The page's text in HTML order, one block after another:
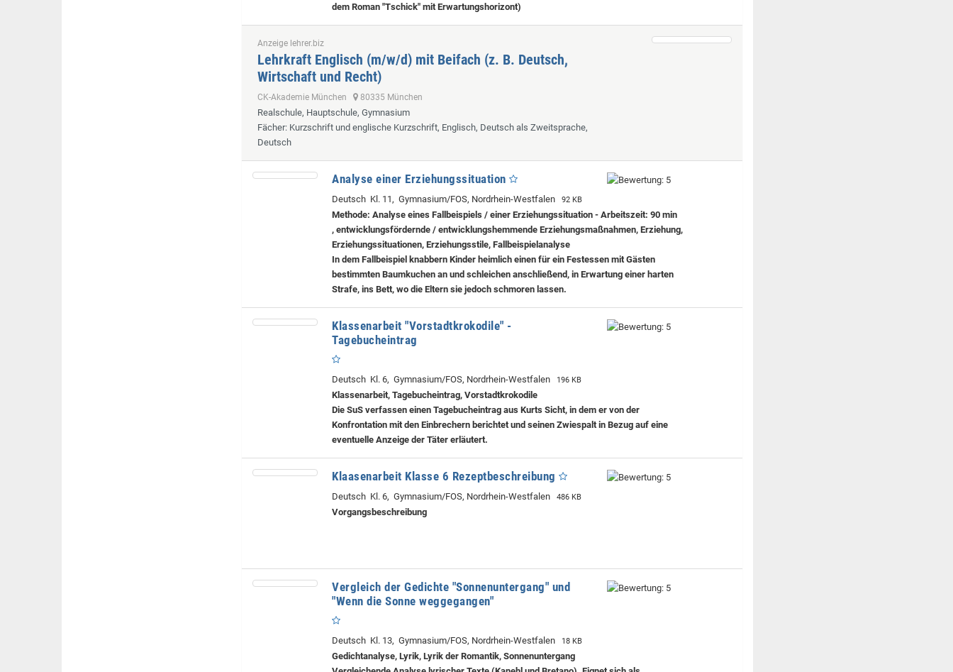
dem Roman "Tschick" mit Erwartungshorizont)
Anzeige lehrer.biz
Lehrkraft Englisch (m/w/d) mit Beifach (z. B. Deutsch,
Wirtschaft und Recht)
CK-Akademie München 80335 München
Realschule, Hauptschule, Gymnasium
Fächer: Kurzschrift und englische Kurzschrift, Englisch, Deutsch als Zweitsprache,
Deutsch
Analyse einer Erziehungssituation
Deutsch Kl. 11, Gymnasium/FOS, Nordrhein-Westfalen 92 KB
Methode: Analyse eines Fallbeispiels / einer Erziehungssituation - Arbeitszeit: 90 min
, entwicklungsfördernde / entwicklungshemmende Erziehungsmaßnahmen, Erziehung,
Erziehungssituationen, Erziehungsstile, Fallbeispielanalyse
In dem Fallbeispiel knabbern Kinder heimlich einen für ein Festessen mit Gästen
bestimmten Baumkuchen an und schleichen anschließend, in Erwartung einer harten
Strafe, ins Bett, wo die Eltern sie jedoch schmoren lassen.
Klassenarbeit "Vorstadtkrokodile" -
Tagebucheintrag
Deutsch Kl. 6, Gymnasium/FOS, Nordrhein-Westfalen 196 KB
Klassenarbeit, Tagebucheintrag, Vorstadtkrokodile
Die SuS verfassen einen Tagebucheintrag aus Kurts Sicht, in dem er von der
Konfrontation mit den Einbrechern berichtet und seinen Zwiespalt in Bezug auf eine
eventuelle Anzeige der Täter erläutert.
Klaasenarbeit Klasse 6 Rezeptbeschreibung
Deutsch Kl. 6, Gymnasium/FOS, Nordrhein-Westfalen 486 KB
Vorgangsbeschreibung
Vergleich der Gedichte "Sonnenuntergang" und
"Wenn die Sonne weggegangen"
Deutsch Kl. 13, Gymnasium/FOS, Nordrhein-Westfalen 18 KB
Gedichtanalyse, Lyrik, Lyrik der Romantik, Sonnenuntergang